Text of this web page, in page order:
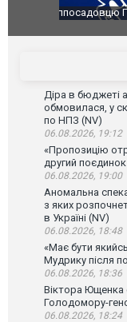
Сили
губернатор
атаку. ВІДЕО
Діра в бюджеті
обмовилася, у
по НПЗ (NV)
06.08.2026, 19:12
«Пропозицію
другий
06.08.2026, 19:00
Аномальна
з яких
в Україні (NV)
06.08.2026, 18:48
«Має бути
Мудрику після
06.08.2026, 18:36
Віктора
Голодомору-
06.08.2026, 18:24